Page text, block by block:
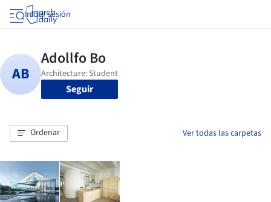
Iniciar sesión
Seguir
Ordenar Ver todas las carpetas